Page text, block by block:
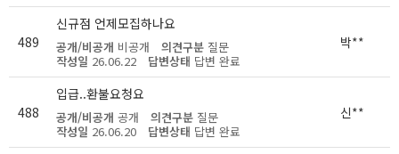
489
신규점 언제모집하나요
공개/비공개 비공개 의견구분 질문
작성일 26.06.22 답변상태 답변 완료
박**
488
입급..환불요청요
공개/비공개 공개 의견구분 질문
작성일 26.06.20 답변상태 답변 완료
신**